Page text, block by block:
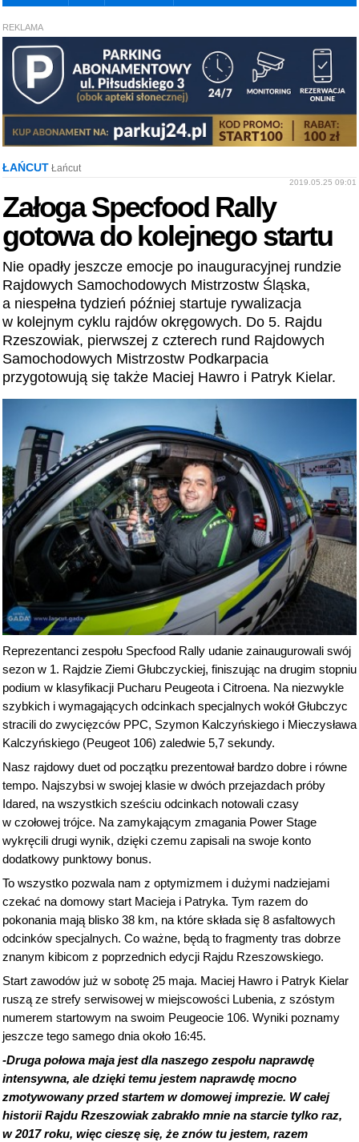
REKLAMA
ŁAŃCUT Łańcut
2019.05.25 09:01
Załoga Specfood Rally
gotowa do kolejnego startu
Nie opadły jeszcze emocje po inauguracyjnej rundzie
Rajdowych Samochodowych Mistrzostw Śląska,
a niespełna tydzień później startuje rywalizacja
w kolejnym cyklu rajdów okręgowych. Do 5. Rajdu
Rzeszowiak, pierwszej z czterech rund Rajdowych
Samochodowych Mistrzostw Podkarpacia
przygotowują się także Maciej Hawro i Patryk Kielar.
Reprezentanci zespołu Specfood Rally udanie zainaugurowali swój
sezon w 1. Rajdzie Ziemi Głubczyckiej, finiszując na drugim stopniu
podium w klasyfikacji Pucharu Peugeota i Citroena. Na niezwykle
szybkich i wymagających odcinkach specjalnych wokół Głubczyc
stracili do zwycięzców PPC, Szymon Kalczyńskiego i Mieczysława
Kalczyńskiego (Peugeot 106) zaledwie 5,7 sekundy.
Nasz rajdowy duet od początku prezentował bardzo dobre i równe
tempo. Najszybsi w swojej klasie w dwóch przejazdach próby
Idared, na wszystkich sześciu odcinkach notowali czasy
w czołowej trójce. Na zamykającym zmagania Power Stage
wykręcili drugi wynik, dzięki czemu zapisali na swoje konto
dodatkowy punktowy bonus.
To wszystko pozwala nam z optymizmem i dużymi nadziejami
czekać na domowy start Macieja i Patryka. Tym razem do
pokonania mają blisko 38 km, na które składa się 8 asfaltowych
odcinków specjalnych. Co ważne, będą to fragmenty tras dobrze
znanym kibicom z poprzednich edycji Rajdu Rzeszowskiego.
Start zawodów już w sobotę 25 maja. Maciej Hawro i Patryk Kielar
ruszą ze strefy serwisowej w miejscowości Lubenia, z szóstym
numerem startowym na swoim Peugeocie 106. Wyniki poznamy
jeszcze tego samego dnia około 16:45.
-Druga połowa maja jest dla naszego zespołu naprawdę
intensywna, ale dzięki temu jestem naprawdę mocno
zmotywowany przed startem w domowej imprezie. W całej
historii Rajdu Rzeszowiak zabrakło mnie na starcie tylko raz,
w 2017 roku, więc cieszę się, że znów tu jestem, razem